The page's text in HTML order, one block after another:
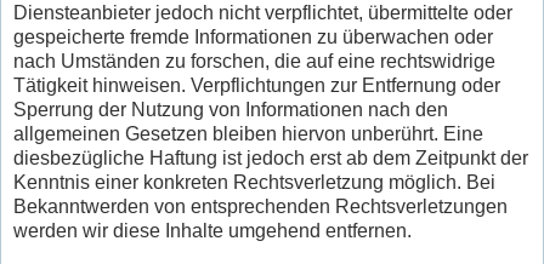
Diensteanbieter jedoch nicht verpflichtet, übermittelte oder
gespeicherte fremde Informationen zu überwachen oder
nach Umständen zu forschen, die auf eine rechtswidrige
Tätigkeit hinweisen. Verpflichtungen zur Entfernung oder
Sperrung der Nutzung von Informationen nach den
allgemeinen Gesetzen bleiben hiervon unberührt. Eine
diesbezügliche Haftung ist jedoch erst ab dem Zeitpunkt der
Kenntnis einer konkreten Rechtsverletzung möglich. Bei
Bekanntwerden von entsprechenden Rechtsverletzungen
werden wir diese Inhalte umgehend entfernen.